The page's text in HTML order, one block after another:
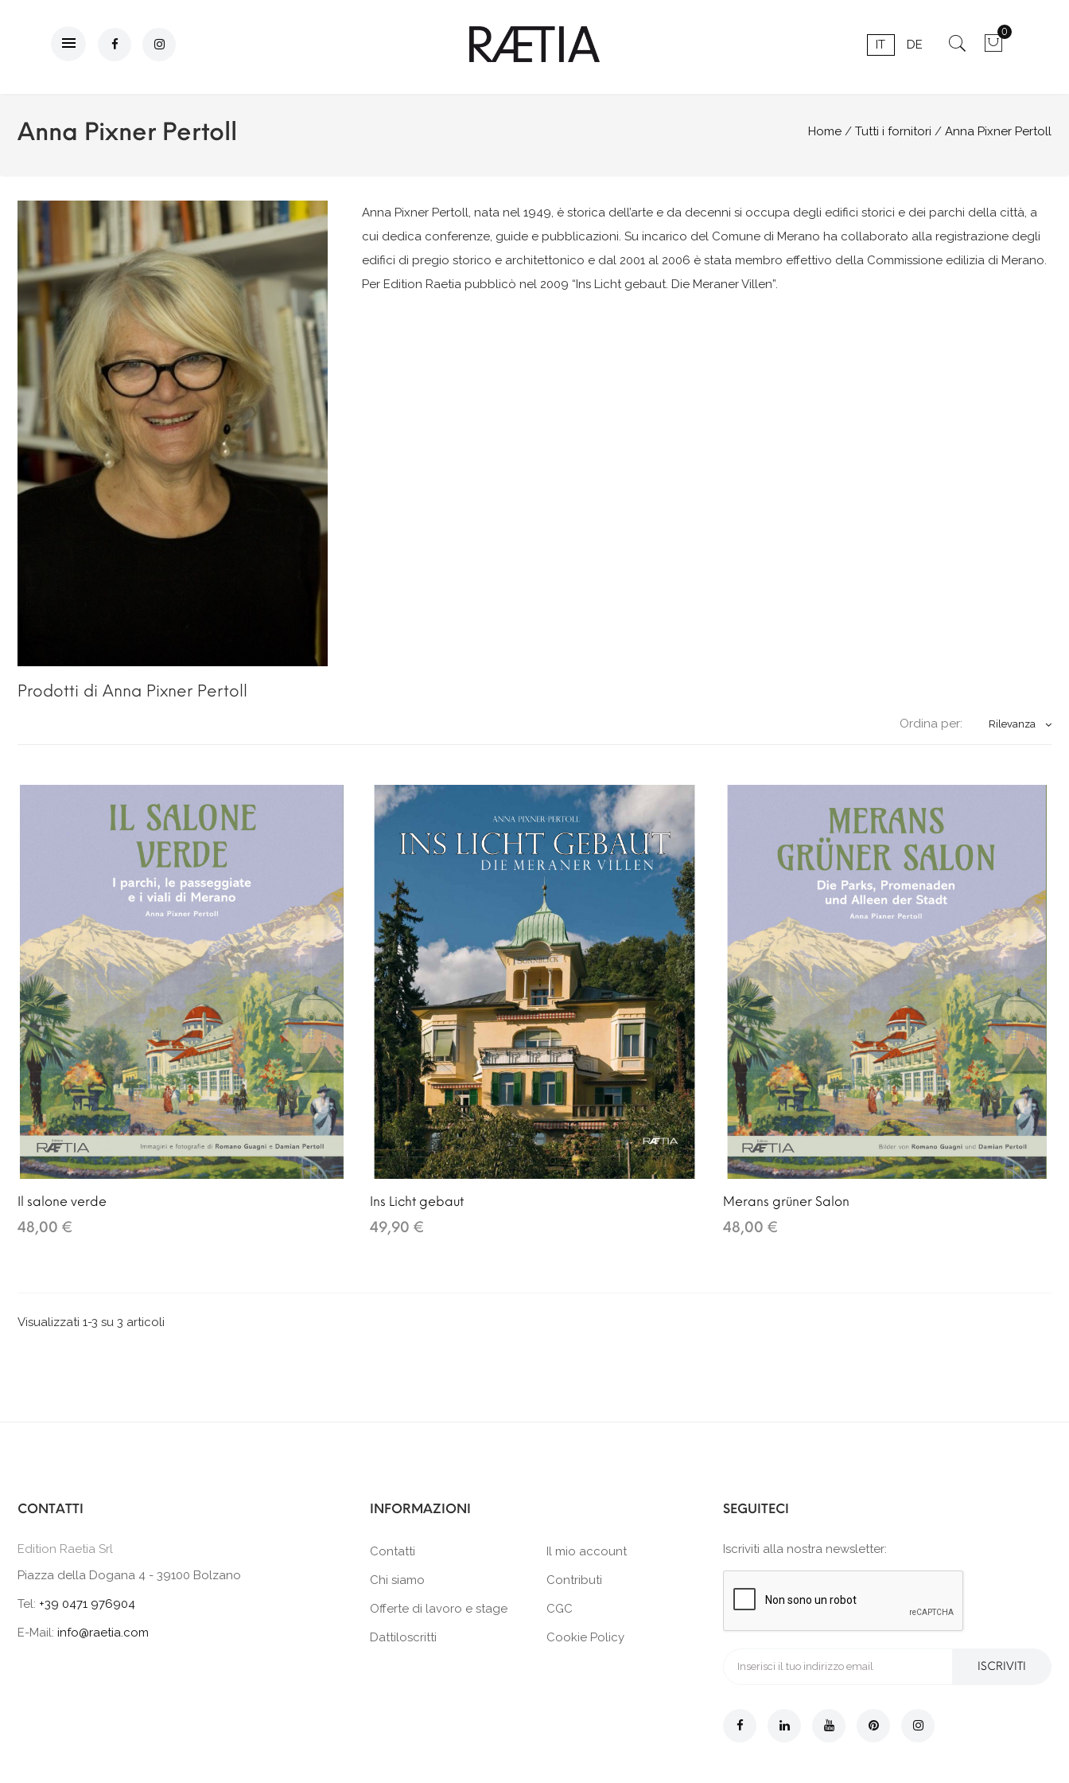
0
IT DE
Anna Pixner Pertoll Home Tutti i fornitori Anna Pixner Pertoll
Anna Pixner Pertoll, nata nel 1949, è storica dell’arte e da decenni si occupa degli edifici storici e dei parchi della città, a
cui dedica conferenze, guide e pubblicazioni. Su incarico del Comune di Merano ha collaborato alla registrazione degli
edifici di pregio storico e architettonico e dal 2001 al 2006 è stata membro effettivo della Commissione edilizia di Merano.
Per Edition Raetia pubblicò nel 2009 “Ins Licht gebaut. Die Meraner Villen”.
Prodotti di Anna Pixner Pertoll
Ordina per: Rilevanza
Il salone verde
48,00 €
Ins Licht gebaut
49,90 €
Merans grüner Salon
48,00 €
Visualizzati 1-3 su 3 articoli
CONTATTI
Edition Raetia Srl
Piazza della Dogana 4 - 39100 Bolzano
Tel: +39 0471 976904
E-Mail: info@raetia.com
INFORMAZIONI
Contatti
Chi siamo
Offerte di lavoro e stage
Dattiloscritti
Il mio account
Contributi
CGC
Cookie Policy
SEGUITECI
Iscriviti alla nostra newsletter:
ISCRIVITI